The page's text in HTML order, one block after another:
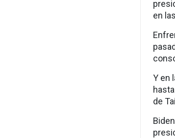
en
Y en
de